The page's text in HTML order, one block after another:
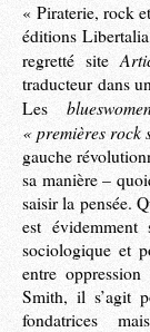
« Piraterie, rock
éditions
regretté site
traducteur dans
Les
« premières rock
gauche
sa manière –
saisir la pensée.
est
sociologique et
entre
Smith, il s’agit
fondatrices